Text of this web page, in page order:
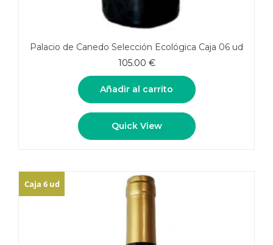
Palacio de Canedo Selección Ecológica Caja 06 ud
105.00 €
Añadir al carrito
Quick View
Caja 6 ud